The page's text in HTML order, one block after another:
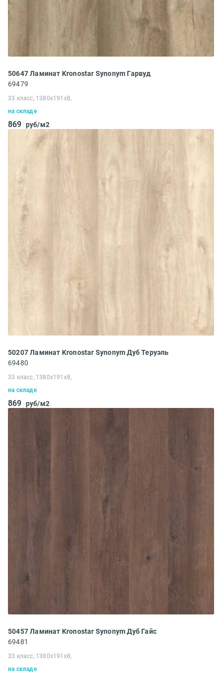
50647 Ламинат Kronostar Synonym Гарвуд
69479
33 класс, 1380x191x8,
на складе
869 руб/м2
50207 Ламинат Kronostar Synonym Дуб Теруэль
69480
33 класс, 1380x191x8,
на складе
869 руб/м2
50457 Ламинат Kronostar Synonym Дуб Гайс
69481
33 класс, 1380x191x8,
на складе